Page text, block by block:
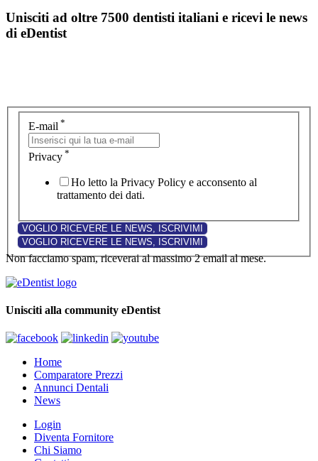
Unisciti ad oltre 7500 dentisti italiani e ricevi le news
di eDentist
E-mail *
Privacy *
Ho letto la Privacy Policy e acconsento al
trattamento dei dati.
Non facciamo spam, riceverai al massimo 2 email al mese.
Unisciti alla community eDentist
Home
Comparatore Prezzi
Annunci Dentali
News
Login
Diventa Fornitore
Chi Siamo